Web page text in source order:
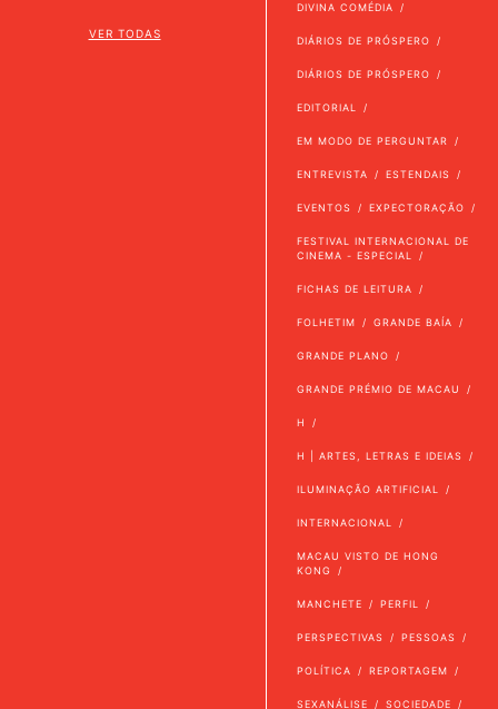
VER TODAS
DIVINA COMÉDIA
DIÁRIOS DE PRÓSPERO
DIÁRIOS DE PRÓSPERO
EDITORIAL
EM MODO DE PERGUNTAR
ENTREVISTA ESTENDAIS
EVENTOS EXPECTORAÇÃO
FESTIVAL INTERNACIONAL DE
CINEMA - ESPECIAL
FICHAS DE LEITURA
FOLHETIM GRANDE BAÍA
GRANDE PLANO
GRANDE PRÉMIO DE MACAU
H
H | ARTES, LETRAS E IDEIAS
ILUMINAÇÃO ARTIFICIAL
INTERNACIONAL
MACAU VISTO DE HONG
KONG
MANCHETE PERFIL
PERSPECTIVAS PESSOAS
POLÍTICA REPORTAGEM
SEXANÁLISE SOCIEDADE